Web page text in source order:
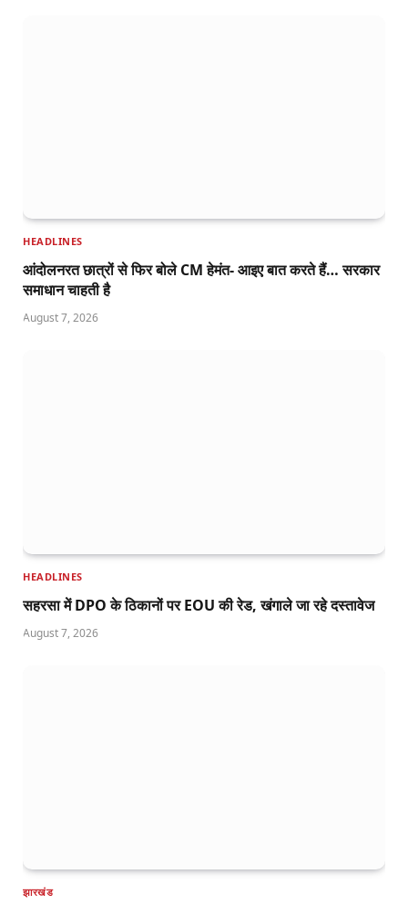
HEADLINES
आंदोलनरत छात्रों से फिर बोले CM हेमंत- आइए बात करते हैं… सरकार
समाधान चाहती है
August 7, 2026
HEADLINES
सहरसा में DPO के ठिकानों पर EOU की रेड, खंगाले जा रहे दस्तावेज
August 7, 2026
झारखंड